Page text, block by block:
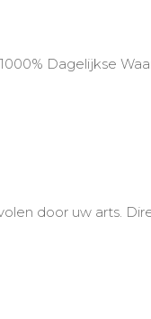
Dagelijkse
door uw arts.